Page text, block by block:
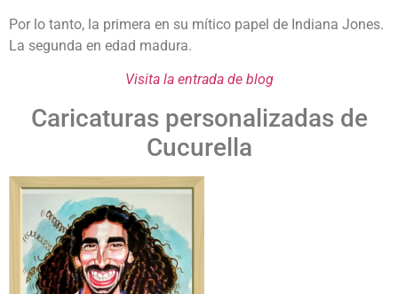
Por lo tanto, la primera en su mítico papel de Indiana Jones.
La segunda en edad madura.
Visita la entrada de blog
Caricaturas personalizadas de
Cucurella